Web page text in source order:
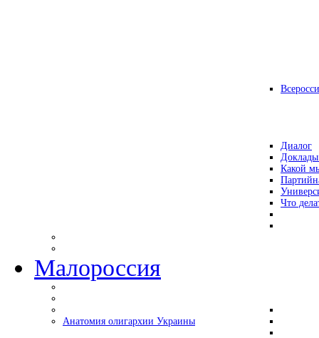
Диалог
Какой
Что
Малороссия
Анатомия олигархии Украины